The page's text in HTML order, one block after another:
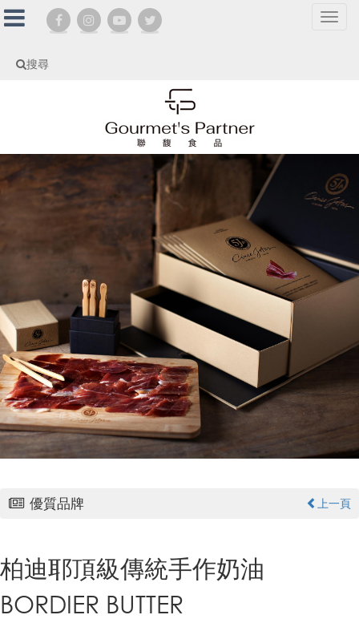
搜尋
選
優質品牌 上一頁
柏迪耶頂級傳統手作奶油
BORDIER BUTTER